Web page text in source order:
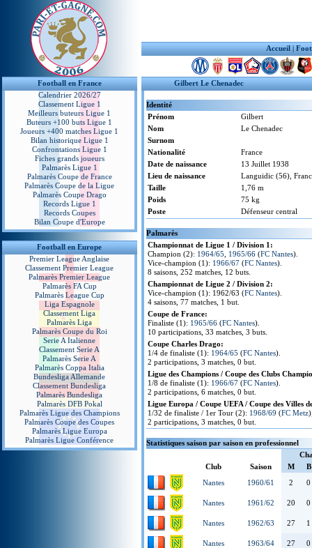
Accueil |
Football en France
Calendrier 2026/27
Classement Ligue 1
Meilleurs buteurs Ligue 1
Buteurs +100 buts Ligue 1
Joueurs +400 matches Ligue 1
Bilan historique Ligue 1
Confrontations Ligue 1
Fiches grands joueurs
Palmarès Ligue 1
Palmarès Coupe de France
Palmarès Coupe de la Ligue
Palmarès Coupe Drago
Records Ligue 1
Records Coupes
Bilan Coupe d'Europe
Football en Europe
Premier League Anglaise
Classement Premier League
Palmarès Premier League
Palmarès FA Cup
Palmarès League Cup
Liga Espagnole
Classement Liga
Palmarès Liga
Palmarès Coupe du Roi
Serie A Italienne
Classement Serie A
Palmarès Serie A
Palmarès Coppa Italia
Bundesliga Allemande
Classement Bundesliga
Palmarès Bundesliga
Palmarès DFB Pokal
Palmarès Ligue des Champions
Palmarès Coupe des Coupes
Palmarès Ligue Europa
Palmarès Ligue Conférence
Gilbert Le Chenadec
Identité
Prénom
Gilbert
Nom
Le Chenadec
Surnom
Nationalité
France
Date de naissance
13 Juillet 1938
Lieu de naissance
Languidic (56),
Taille
1,76 m
Poids
75 kg
Poste
Défenseur central
Palmarès
Championnat de Ligue 1 / Division 1:
Champion (2): 1964/65 1965/66 (FC Nantes).
Vice-champion (1): 1966/67 (FC Nantes).
8 saisons, 252 matches, 12 buts.
Championnat de Ligue 2 / Division 2:
Vice-champion (1): 1962/63 (FC Nantes).
4 saisons, 77 matches, 1 but.
Coupe de France:
Finaliste (1): 1965/66 (FC Nantes).
10 participations, 33 matches, 3 buts.
Coupe Charles Drago:
1/4 de finaliste (1): 1964/65 (FC Nantes).
2 participations, 3 matches, 0 but.
Ligue des Champions / Coupe des Clubs
1/8 de finaliste (1): 1966/67 (FC Nantes).
2 participations, 6 matches, 0 but.
Ligue Europa / Coupe UEFA / Coupe des Villes
1/32 de finaliste / 1er Tour (2): 1968/69 (FC Metz
2 participations, 3 matches, 0 but.
Statistiques saison par saison en professionnel
Club
Saison M
B
Nantes
1960/61 2 0
Nantes 1961/62 20 0
Nantes 1962/63 27 1
Nantes 1963/64 27 0